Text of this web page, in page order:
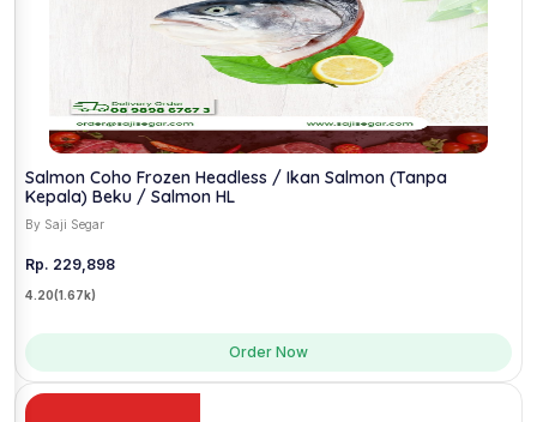
Salmon Coho Frozen Headless / Ikan Salmon (Tanpa
Kepala) Beku / Salmon HL
By Saji Segar
Rp. 229,898
4.20(1.67k)
Order Now